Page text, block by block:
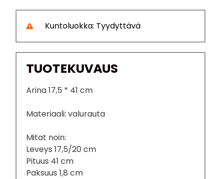
Kuntoluokka: Tyydyttävä
TUOTEKUVAUS
Arina 17,5 * 41 cm
Materiaali: valurauta
Mitat noin:
Leveys 17,5/20 cm
Pituus 41 cm
Paksuus 1,8 cm